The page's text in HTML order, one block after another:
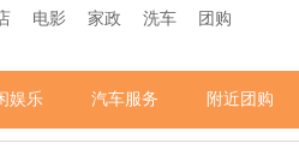
电影 家政 洗车 团购
娱乐 汽车服务 附近团购